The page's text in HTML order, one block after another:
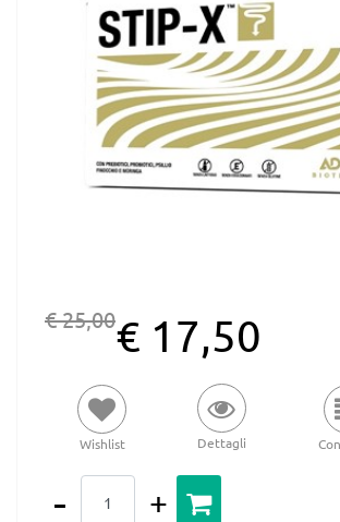
€ 25,00€ 17,50
Wishlist Dettagli